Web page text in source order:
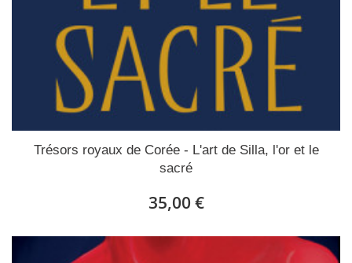
Trésors royaux de Corée - L'art de Silla, l'or et le
sacré
35,00 €